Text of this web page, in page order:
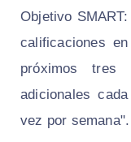
Objetivo
calificaciones
próximos tres
adicionales
vez por semana".